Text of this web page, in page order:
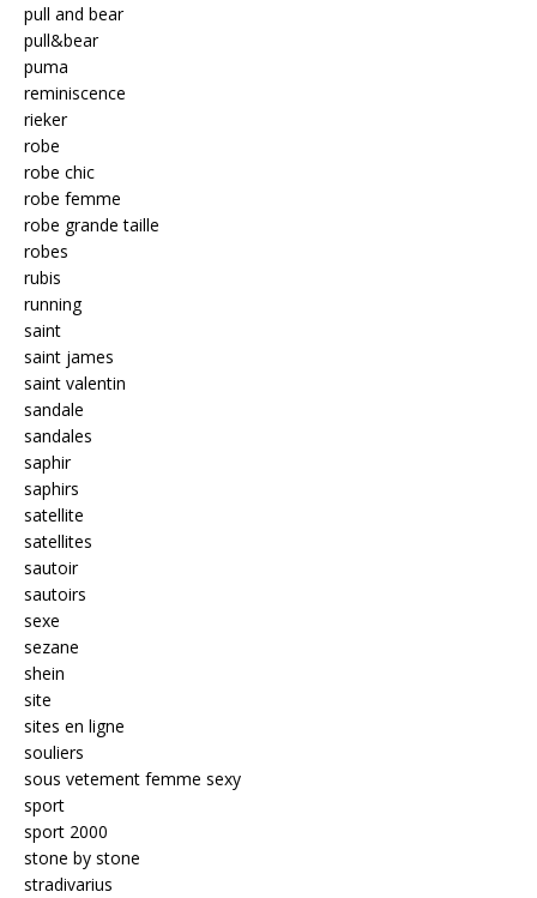
pull and bear
pull&bear
puma
reminiscence
rieker
robe
robe chic
robe femme
robe grande taille
robes
rubis
running
saint
saint james
saint valentin
sandale
sandales
saphir
saphirs
satellite
satellites
sautoir
sautoirs
sexe
sezane
shein
site
sites en ligne
souliers
sous vetement femme sexy
sport
sport 2000
stone by stone
stradivarius